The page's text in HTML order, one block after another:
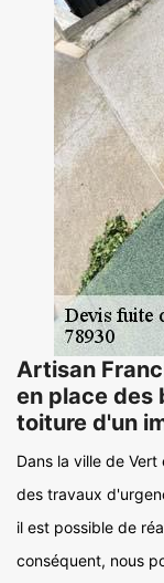
Artisan
en place des
toiture d'un
Dans la ville de
des travaux
il est possible de
conséquent, nous